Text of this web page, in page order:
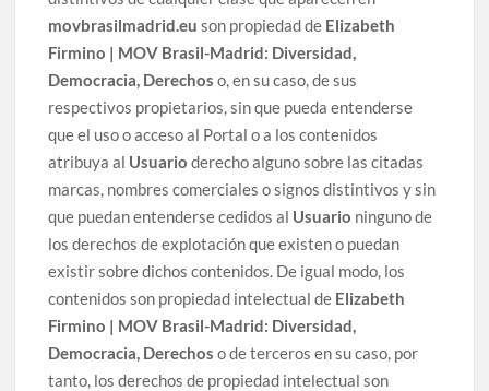
movbrasilmadrid.eu son propiedad de Elizabeth
Firmino | MOV Brasil-Madrid: Diversidad,
Democracia, Derechos o, en su caso, de sus
respectivos propietarios, sin que pueda entenderse
que el uso o acceso al Portal o a los contenidos
atribuya al Usuario derecho alguno sobre las citadas
marcas, nombres comerciales o signos distintivos y sin
que puedan entenderse cedidos al Usuario ninguno de
los derechos de explotación que existen o puedan
existir sobre dichos contenidos. De igual modo, los
contenidos son propiedad intelectual de Elizabeth
Firmino | MOV Brasil-Madrid: Diversidad,
Democracia, Derechos o de terceros en su caso, por
tanto, los derechos de propiedad intelectual son